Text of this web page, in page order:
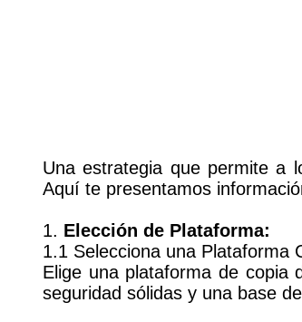
Una estrategia que permite a
Aquí te presentamos
1. Elección de Plataforma:
1.1 Selecciona una Plataforma
Elige una plataforma de copia
seguridad sólidas y una base